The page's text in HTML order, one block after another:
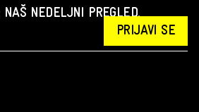
NAŠ NEDELJNI PREGLED.
PRIJAVI SE